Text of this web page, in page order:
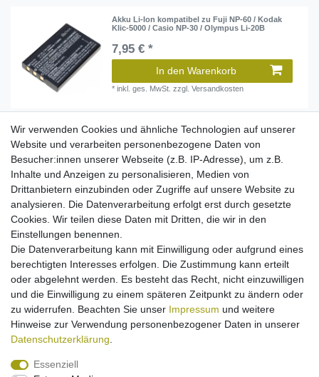
Akku Li-Ion kompatibel zu Fuji NP-60 / Kodak
Klic-5000 / Casio NP-30 / Olympus Li-20B
7,95 € *
In den Warenkorb
*inkl. ges. MwSt. zzgl.Versandkosten
[Paket] Akku Li-Ion kompatibel zu Fuji NP-60 /
Kodak Klic-5000 / Casio NP-30 / Olympus Li-20B
- 2er Set
12,95 € *
In den Warenkorb
inkl. ges. MwSt. zzgl. Versandkosten
Akku Li-Ion kompatibel zu Sanyo CR-V3 / CRV3
(2 Kontakte)
13,95 € *
In den Warenkorb
Wir verwenden Cookies und ähnliche Technologien auf unserer
Website und verarbeiten personenbezogene Daten von
Besucher:innen unserer Webseite (z.B. IP-Adresse), um z.B.
Inhalte und Anzeigen zu personalisieren, Medien von
Drittanbietern einzubinden oder Zugriffe auf unsere Website zu
analysieren. Die Datenverarbeitung erfolgt erst durch gesetzte
Cookies. Wir teilen diese Daten mit Dritten, die wir in den
Einstellungen benennen.
Die Datenverarbeitung kann mit Einwilligung oder aufgrund eines
berechtigten Interesses erfolgen. Die Zustimmung kann erteilt
oder abgelehnt werden. Es besteht das Recht, nicht einzuwilligen
und die Einwilligung zu einem späteren Zeitpunkt zu ändern oder
zu widerrufen. Beachten Sie unser Impressum und weitere
Hinweise zur Verwendung personenbezogener Daten in unserer
Daten­schutz­erklärung
Essenziell